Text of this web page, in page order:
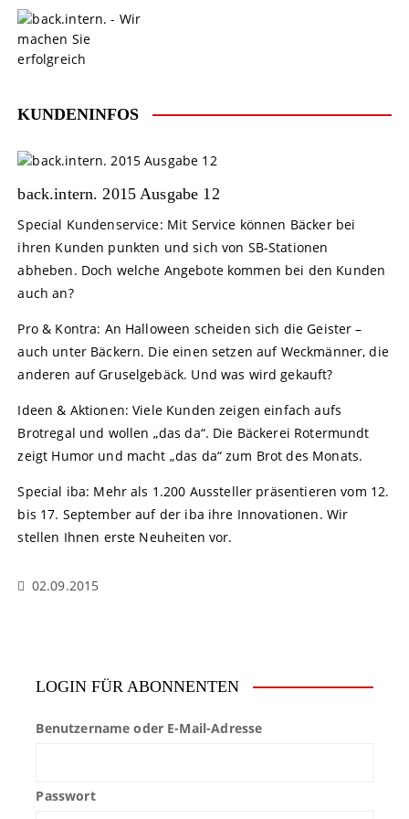
KUNDENINFOS
back.intern. 2015 Ausgabe 12
Special Kundenservice: Mit Service können Bäcker bei
ihren Kunden punkten und sich von SB-Stationen
abheben. Doch welche Angebote kommen bei den Kunden
auch an?
Pro & Kontra: An Halloween scheiden sich die Geister –
auch unter Bäckern. Die einen setzen auf Weckmänner, die
anderen auf Gruselgebäck. Und was wird gekauft?
Ideen & Aktionen: Viele Kunden zeigen einfach aufs
Brotregal und wollen „das da“. Die Bäckerei Rotermundt
zeigt Humor und macht „das da“ zum Brot des Monats.
Special iba: Mehr als 1.200 Aussteller präsentieren vom 12.
bis 17. September auf der iba ihre Innovationen. Wir
stellen Ihnen erste Neuheiten vor.
02.09.2015
LOGIN FÜR ABONNENTEN
Benutzername oder E-Mail-Adresse
Passwort